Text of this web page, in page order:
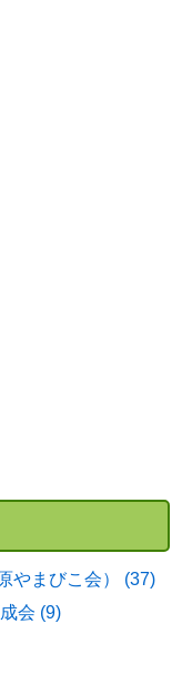
やまびこ会） (37)
会 (9)